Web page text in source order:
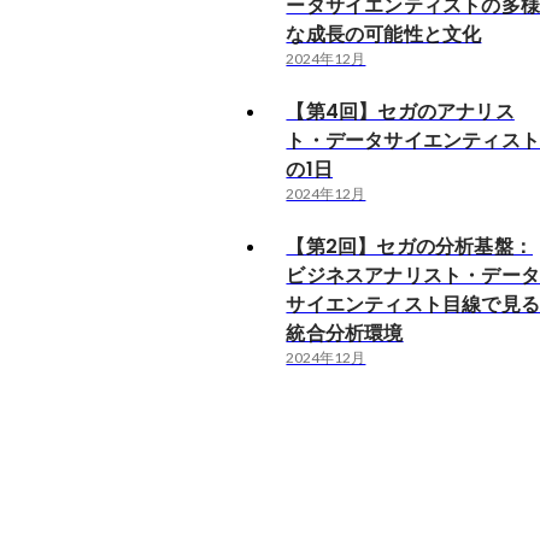
ータサイエンティストの多様
な成長の可能性と文化
2024年12月
【第4回】セガのアナリス
ト・データサイエンティスト
の1日
2024年12月
【第2回】セガの分析基盤：
ビジネスアナリスト・データ
サイエンティスト目線で見る
統合分析環境
2024年12月